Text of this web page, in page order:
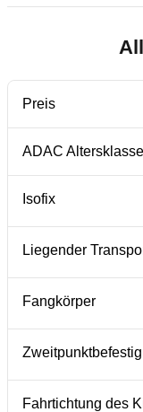
Preis
ADAC Altersklasse
Isofix
Liegender
Fangkörper
Fahrtichtung des